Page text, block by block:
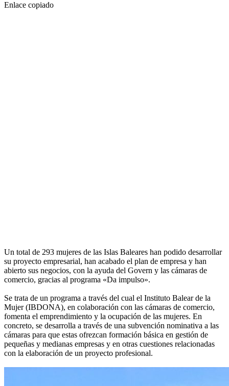
Enlace copiado
Un total de 293 mujeres de las Islas Baleares han podido desarrollar
su proyecto empresarial, han acabado el plan de empresa y han
abierto sus negocios, con la ayuda del Govern y las cámaras de
comercio, gracias al programa «Da impulso».
Se trata de un programa a través del cual el Instituto Balear de la
Mujer (IBDONA), en colaboración con las cámaras de comercio,
fomenta el emprendimiento y la ocupación de las mujeres. En
concreto, se desarrolla a través de una subvención nominativa a las
cámaras para que estas ofrezcan formación básica en gestión de
pequeñas y medianas empresas y en otras cuestiones relacionadas
con la elaboración de un proyecto profesional.